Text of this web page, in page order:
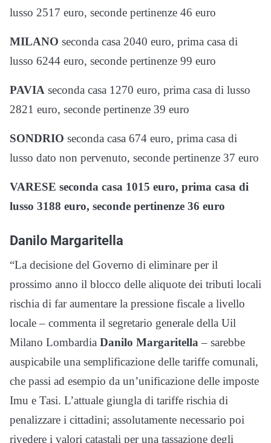
lusso 2517 euro, seconde pertinenze 46 euro
MILANO seconda casa 2040 euro, prima casa di
lusso 6244 euro, seconde pertinenze 99 euro
PAVIA seconda casa 1270 euro, prima casa di lusso
2821 euro, seconde pertinenze 39 euro
SONDRIO seconda casa 674 euro, prima casa di
lusso dato non pervenuto, seconde pertinenze 37 euro
VARESE seconda casa 1015 euro, prima casa di
lusso 3188 euro, seconde pertinenze 36 euro
Danilo Margaritella
“La decisione del Governo di eliminare per il
prossimo anno il blocco delle aliquote dei tributi locali
rischia di far aumentare la pressione fiscale a livello
locale – commenta il segretario generale della Uil
Milano Lombardia Danilo Margaritella – sarebbe
auspicabile una semplificazione delle tariffe comunali,
che passi ad esempio da un’unificazione delle imposte
Imu e Tasi. L’attuale giungla di tariffe rischia di
penalizzare i cittadini; assolutamente necessario poi
rivedere i valori catastali per una tassazione degli